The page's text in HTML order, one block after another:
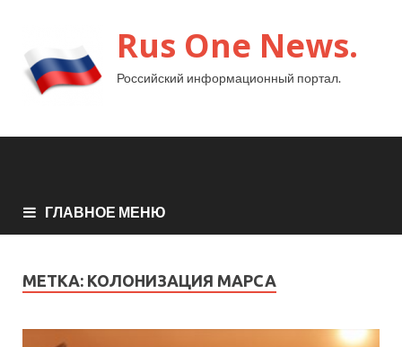
Rus One News.
Российский информационный портал.
ГЛАВНОЕ МЕНЮ
МЕТКА: КОЛОНИЗАЦИЯ МАРСА